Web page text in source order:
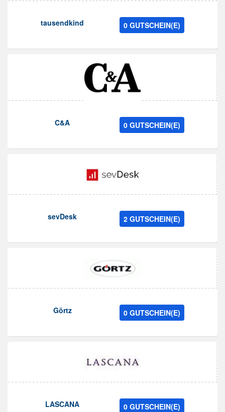
tausendkind 0 GUTSCHEIN(E)
C&A 0 GUTSCHEIN(E)
sevDesk 2 GUTSCHEIN(E)
Görtz 0 GUTSCHEIN(E)
LASCANA 0 GUTSCHEIN(E)